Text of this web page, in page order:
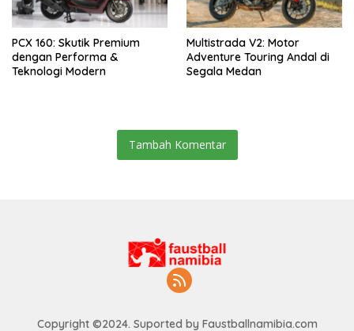
PCX 160: Skutik Premium
dengan Performa &
Teknologi Modern
Multistrada V2: Motor
Adventure Touring Andal di
Segala Medan
Tambah Komentar
Copyright ©2024. Suported by Faustballnamibia.com